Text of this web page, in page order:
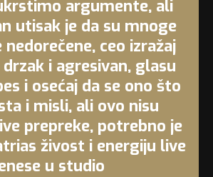
ukrstimo argumente, ali
utisak je da su mnoge
ceo izražaj
i agresivan, glasu
i osećaj da se ono što
i misli, ali ovo nisu
prepreke, potrebno je
živost i energiju live
u studio